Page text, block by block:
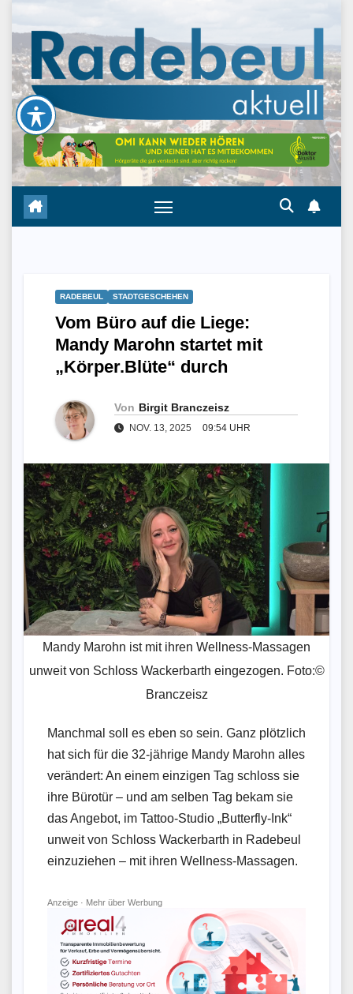
content
RADEBEUL STADTGESCHEHEN
Vom Büro auf die Liege:
Mandy Marohn startet mit
„Körper.Blüte“ durch
Von Birgit Branczeisz
NOV. 13, 2025 09:54 UHR
Mandy Marohn ist mit ihren Wellness-Massagen
unweit von Schloss Wackerbarth eingezogen. Foto:©
Branczeisz
Manchmal soll es eben so sein. Ganz plötzlich
hat sich für die 32‑jährige Mandy Marohn alles
verändert: An einem einzigen Tag schloss sie
ihre Bürotür – und am selben Tag bekam sie
das Angebot, im Tattoo‑Studio „Butterfly-Ink“
unweit von Schloss Wackerbarth in Radebeul
einzuziehen – mit ihren Wellness‑Massagen.
Anzeige · Mehr über Werbung